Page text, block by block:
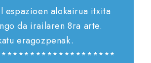
espazioen alokairua itxita
da irailaren 8ra arte.
eragozpenak.